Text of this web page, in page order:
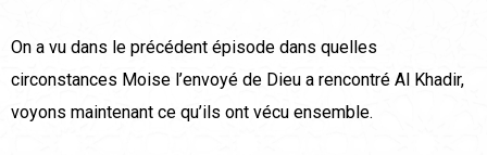
On a vu dans le précédent épisode dans quelles
circonstances Moise l’envoyé de Dieu a rencontré Al Khadir,
voyons maintenant ce qu’ils ont vécu ensemble.